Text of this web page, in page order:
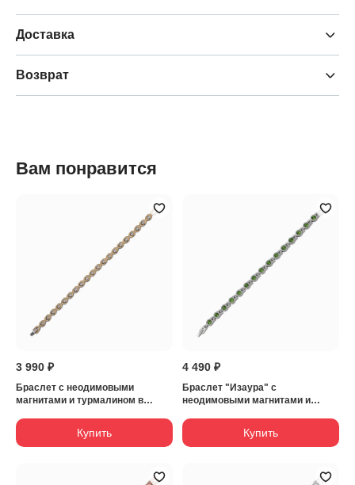
Доставка
Возврат
Вам понравится
3 990 ₽
Браслет с неодимовыми
магнитами и турмалином в
Купить
4 490 ₽
Браслет "Изаура" с
неодимовыми магнитами и
коробке
Купить